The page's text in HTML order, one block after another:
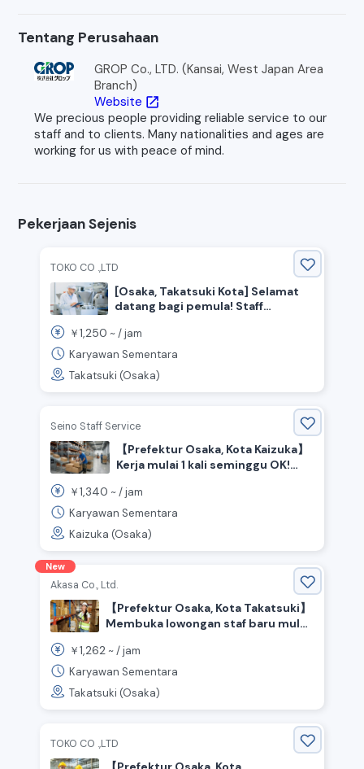
Tentang Perusahaan
GROP Co., LTD. (Kansai, West Japan Area
Branch)
Website open_in_new
We precious people providing reliable service to our
staff and to clients. Many nationalities and ages are
working for us with peace of mind.
Pekerjaan Sejenis
TOKO CO .,LTD
[Osaka, Takatsuki Kota] Selamat
datang bagi pemula! Staff
￥1,250 ~ /jam
Karyawan Sementara
Takatsuki (Osaka)
Seino Staff Service
【Prefektur Osaka, Kota Kaizuka】
Kerja mulai 1 kali seminggu OK!
Pekerjaan mudah di dalam
gudang ◎
￥1,340 ~ /jam
Karyawan Sementara
Kaizuka (Osaka)
New
Akasa Co., Ltd.
【Prefektur Osaka, Kota Takatsuki】
Membuka lowongan staf baru mulai
pekerjaan ringan di dalam gudang.
￥1,262 ~ /jam
Karyawan Sementara
Takatsuki (Osaka)
TOKO CO .,LTD